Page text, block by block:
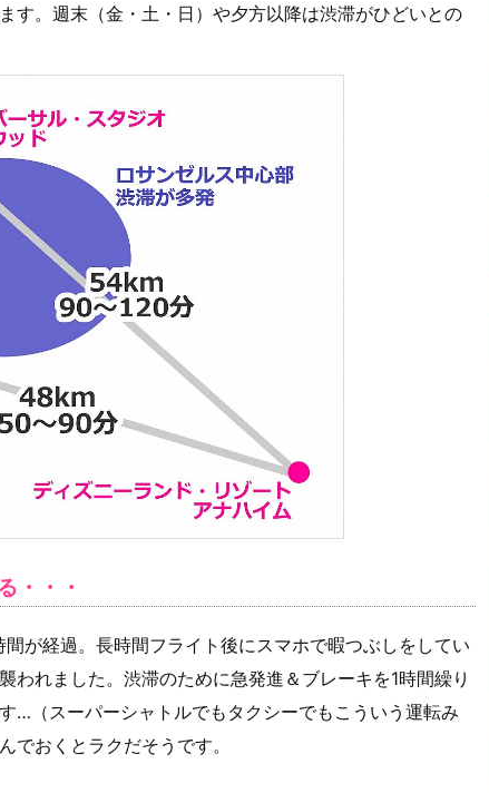
す。週末（金・土・日）や夕方以降は渋滞がひどいとの
・・・
が経過。長時間フライト後にスマホで暇つぶしをしてい
われました。渋滞のために急発進＆ブレーキを1時間繰り
…（スーパーシャトルでもタクシーでもこういう運転み
でおくとラクだそうです。